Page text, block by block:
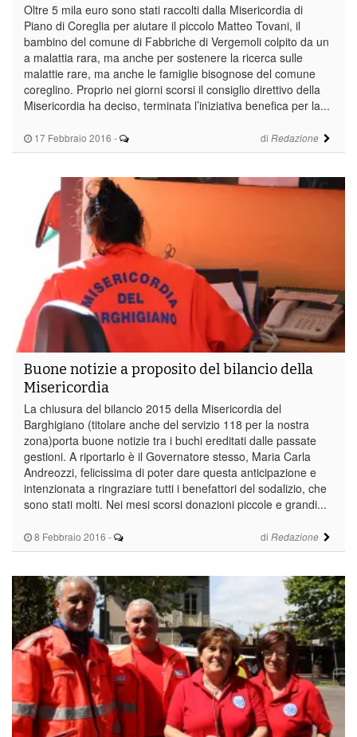
17 Febbraio 2016 - di Redazione
Oltre 5 mila euro sono stati raccolti dalla Misericordia di
Piano di Coreglia per aiutare il piccolo Matteo Tovani, il
bambino del comune di Fabbriche di Vergemoli colpito da un
a malattia rara, ma anche per sostenere la ricerca sulle
malattie rare, ma anche le famiglie bisognose del comune
coreglino. Proprio nei giorni scorsi il consiglio direttivo della
Misericordia ha deciso, terminata l’iniziativa benefica per la...
8 Febbraio 2016 - di Redazione
Buone notizie a proposito del bilancio della
Misericordia
La chiusura del bilancio 2015 della Misericordia del
Barghigiano (titolare anche del servizio 118 per la nostra
zona)porta buone notizie tra i buchi ereditati dalle passate
gestioni. A riportarlo è il Governatore stesso, Maria Carla
Andreozzi, felicissima di poter dare questa anticipazione e
intenzionata a ringraziare tutti i benefattori del sodalizio, che
sono stati molti. Nei mesi scorsi donazioni piccole e grandi...